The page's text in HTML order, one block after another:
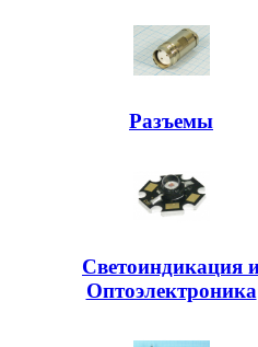
Разъемы
Светоиндикация
Оптоэлектроника